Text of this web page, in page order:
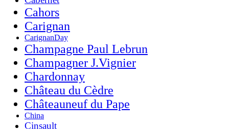
Cahors
Carignan
CarignanDay
Champagne Paul Lebrun
Champagner J.Vignier
Chardonnay
Château du Cèdre
Châteauneuf du Pape
China
Cinsault